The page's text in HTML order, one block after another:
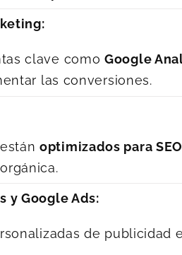
clave comoGoogle
las conversiones.
estánoptimizados para SEO
y Google Ads:
de publicidad